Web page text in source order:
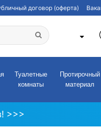
договор (оферта)
Туалетные
комнаты
Протирочный
материал
>>>